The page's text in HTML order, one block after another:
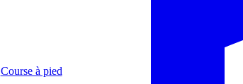
Course à pied